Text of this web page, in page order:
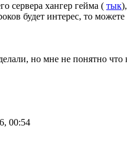
сервера хангер гейма ( тык
будет интерес, то
но мне не понятно что
00:54